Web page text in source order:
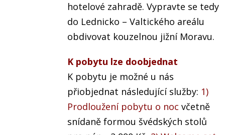
hotelové zahradě. Vypravte se tedy
do Lednicko – Valtického areálu
obdivovat kouzelnou jižní Moravu.
K pobytu lze doobjednat
K pobytu je možné u nás
přiobjednat následující služby: 1)
Prodloužení pobytu o noc včetně
snídaně formou švédských stolů